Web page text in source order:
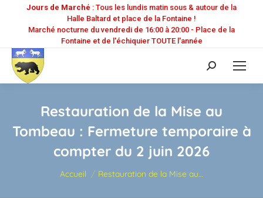
Jours de Marché : Tous les lundis matin sous & autour de la
Halle Baltard et place de la Fontaine !
Marché nocturne du vendredi de 16:00 à 20:00 - Place de la
Fontaine et de l'échiquier TOUTE l'année
Recherche
:
Restauration de la Mise au
Tombeau : Fermeture temporaire à
compter du 2 juin 2026
Vous êtes ici :
Accueil Restauration de la Mise au…